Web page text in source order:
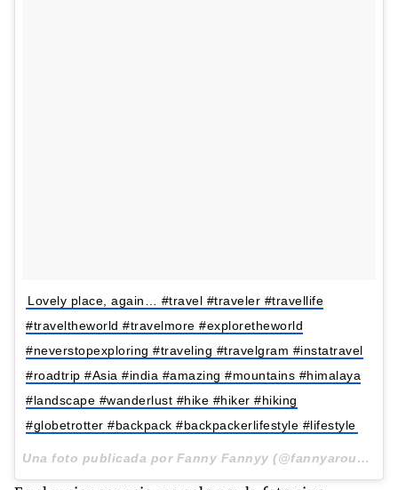
Lovely place, again… #travel #traveler #travellife
#traveltheworld #travelmore #exploretheworld
#neverstopexploring #traveling #travelgram #instatravel
#roadtrip #Asia #india #amazing #mountains #himalaya
#landscape #wanderlust #hike #hiker #hiking
#globetrotter #backpack #backpackerlifestyle #lifestyle
Una foto publicada por Fanny Fannyy (@fannyaroundtheworld) el